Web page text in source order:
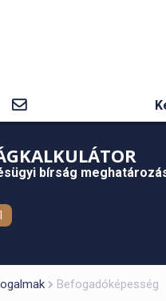
bírság
Befogadóképesség